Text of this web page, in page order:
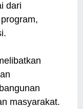
dari
masyarakat.